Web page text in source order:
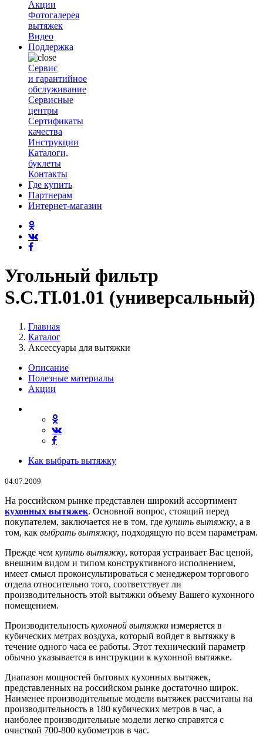
Акции
Фотогалерея
вытяжек
Видео
Поддержка
Сервис
и гарантийное
обслуживание
Сервисные
центры
Сертификаты
качества
Инструкции
Каталоги,
буклеты
Контакты
Где купить
Партнерам
Интернет-магазин
Угольный фильтр
S.C.TI.01.01 (универсальный)
Главная
Каталог
Аксессуары для вытяжки
Описание
Полезные материалы
Акции
Как выбрать вытяжку
04.07.2009
На российском рынке представлен широкий ассортимент
кухонных вытяжек. Основной вопрос, стоящий перед
покупателем, заключается не в том, где купить вытяжку, а в
том, как выбрать вытяжку, подходящую по всем параметрам.
Прежде чем купить вытяжку, которая устраивает Вас ценой,
внешним видом и типом конструктивного исполнением,
имеет смысл проконсультироваться с менеджером торгового
отдела относительно того, соответствует ли
производительность этой вытяжки объему Вашего кухонного
помещением.
Производительность кухонной вытяжки измеряется в
кубических метрах воздуха, который войдет в вытяжку в
течение одного часа ее работы. Этот технический параметр
обычно указывается в инструкции к кухонной вытяжке.
Диапазон мощностей бытовых кухонных вытяжек,
представленных на российском рынке достаточно широк.
Наименее производительные модели вытяжек рассчитаны на
производительность в 180 кубических метров в час, а
наиболее производительные модели легко справятся с
очисткой 700-800 кубометров в час.